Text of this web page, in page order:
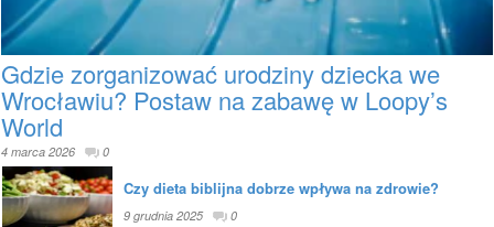
Gdzie zorganizować urodziny dziecka we
Wrocławiu? Postaw na zabawę w Loopy’s
World
4 marca 2026 0
Czy dieta biblijna dobrze wpływa na zdrowie?
9 grudnia 2025 0